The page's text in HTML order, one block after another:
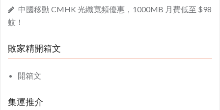
中國移動 CMHK 光纖寬頻優惠，1000MB 月費低至 $98
蚊！
敗家精開箱文
開箱文
集運推介